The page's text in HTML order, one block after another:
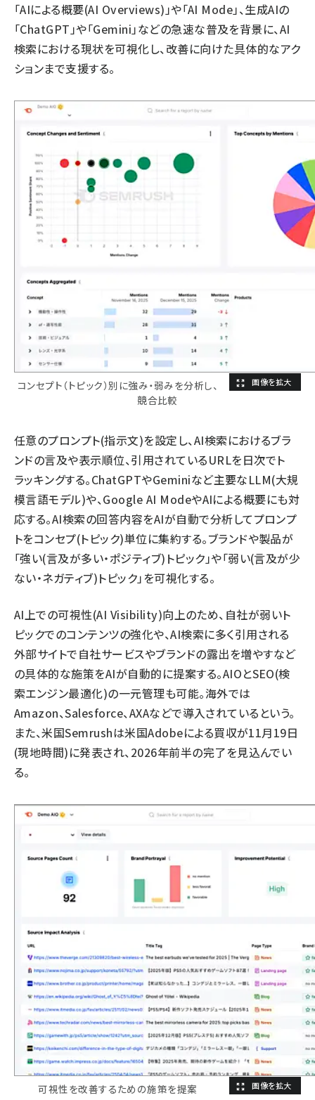
「AIによる概要(AI Overviews)」や「AI Mode」、生成AIの
「ChatGPT」や「Gemini」などの急速な普及を背景に、AI
検索における現状を可視化し、改善に向けた具体的なアク
ションまで支援する。
コンセプト（トピック）別に強み・弱みを分析し、
競合比較
任意のプロンプト(指示文)を設定し、AI検索におけるブラ
ンドの言及や表示順位、引用されているURLを日次でト
ラッキングする。ChatGPTやGeminiなど主要なLLM(大規
模言語モデル)や、Google AI ModeやAIによる概要にも対
応する。AI検索の回答内容をAIが自動で分析してプロンプ
トをコンセプ(トピック)単位に集約する。ブランドや製品が
「強い(言及が多い・ポジティブ)トピック」や「弱い(言及が少
ない・ネガティブ)トピック」を可視化する。
AI上での可視性(AI Visibility)向上のため、自社が弱いト
ピックでのコンテンツの強化や、AI検索に多く引用される
外部サイトで自社サービスやブランドの露出を増やすなど
の具体的な施策をAIが自動的に提案する。AIOとSEO(検
索エンジン最適化)の一元管理も可能。海外では
Amazon、Salesforce、AXAなどで導入されているという。
また、米国Semrushは米国Adobeによる買収が11月19日
(現地時間)に発表され、2026年前半の完了を見込んでい
る。
可視性を改善するための施策を提案